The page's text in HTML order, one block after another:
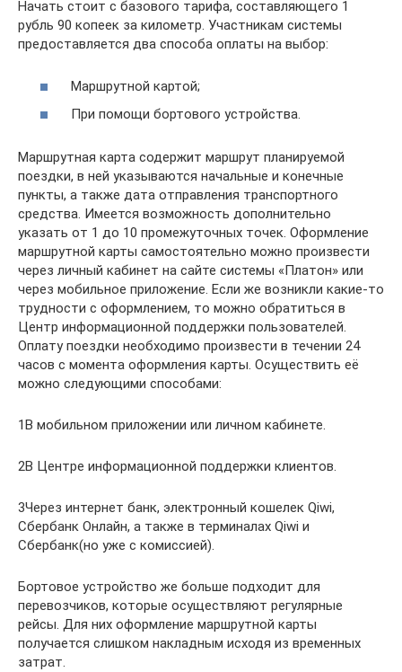
Начать стоит с базового тарифа, составляющего 1
рубль 90 копеек за километр. Участникам системы
предоставляется два способа оплаты на выбор:
Маршрутной картой;
При помощи бортового устройства.
Маршрутная карта содержит маршрут планируемой
поездки, в ней указываются начальные и конечные
пункты, а также дата отправления транспортного
средства. Имеется возможность дополнительно
указать от 1 до 10 промежуточных точек. Оформление
маршрутной карты самостоятельно можно произвести
через личный кабинет на сайте системы «Платон» или
через мобильное приложение. Если же возникли какие-то
трудности с оформлением, то можно обратиться в
Центр информационной поддержки пользователей.
Оплату поездки необходимо произвести в течении 24
часов с момента оформления карты. Осуществить её
можно следующими способами:
1В мобильном приложении или личном кабинете.
2В Центре информационной поддержки клиентов.
3Через интернет банк, электронный кошелек Qiwi,
Сбербанк Онлайн, а также в терминалах Qiwi и
Сбербанк(но уже с комиссией).
Бортовое устройство же больше подходит для
перевозчиков, которые осуществляют регулярные
рейсы. Для них оформление маршрутной карты
получается слишком накладным исходя из временных
затрат.